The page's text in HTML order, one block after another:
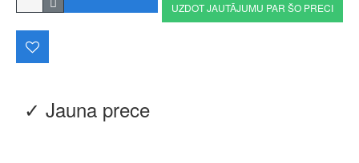
✓ Jauna prece
UZDOT JAUTĀJUMU PAR ŠO PRECI